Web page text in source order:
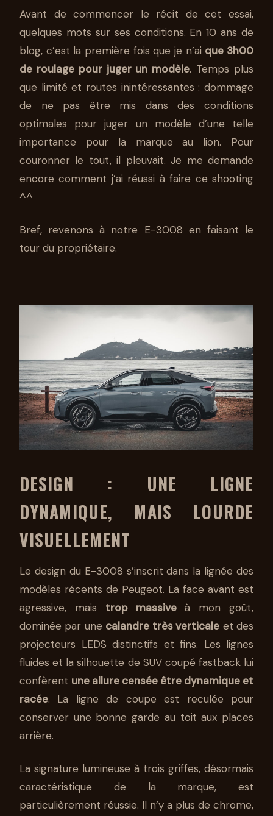
Avant de commencer le récit de cet essai,
quelques mots sur ses conditions. En 10 ans de
blog, c’est la première fois que je n’ai que 3h00
de roulage pour juger un modèle. Temps plus
que limité et routes inintéressantes : dommage
de ne pas être mis dans des conditions
optimales pour juger un modèle d’une telle
importance pour la marque au lion. Pour
couronner le tout, il pleuvait. Je me demande
encore comment j’ai réussi à faire ce shooting
^^
Bref, revenons à notre E-3008 en faisant le
tour du propriétaire.
DESIGN : UNE LIGNE
DYNAMIQUE, MAIS LOURDE
VISUELLEMENT
Le design du E-3008 s’inscrit dans la lignée des
modèles récents de Peugeot. La face avant est
agressive, mais trop massiveà mon goût,
dominée par une calandre très verticale et des
projecteurs LEDS distinctifs et fins. Les lignes
fluides et la silhouette de SUV coupé fastback lui
confèrent une allure censée être dynamique et
racée. La ligne de coupe est reculée pour
conserver une bonne garde au toit aux places
arrière.
La signature lumineuse à trois griffes, désormais
caractéristique de la marque, est
particulièrement réussie. Il n’y a plus de chrome,